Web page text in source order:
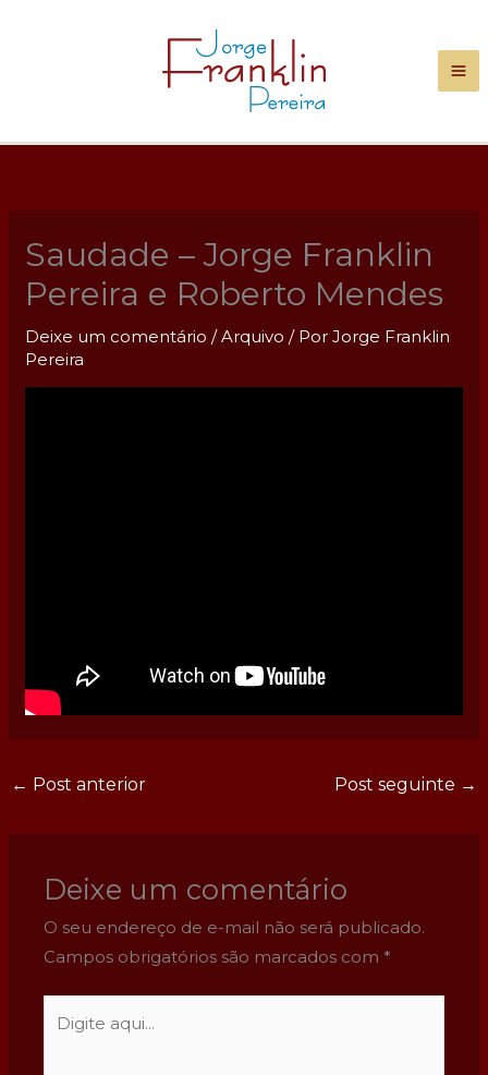
Saudade – Jorge Franklin
Pereira e Roberto Mendes
Deixe um comentário /Arquivo / PorJorge Franklin
Pereira
← Post anterior Post seguinte →
Deixe um comentário
O seu endereço de e-mail não será publicado.
Campos obrigatórios são marcados com *
aqui...